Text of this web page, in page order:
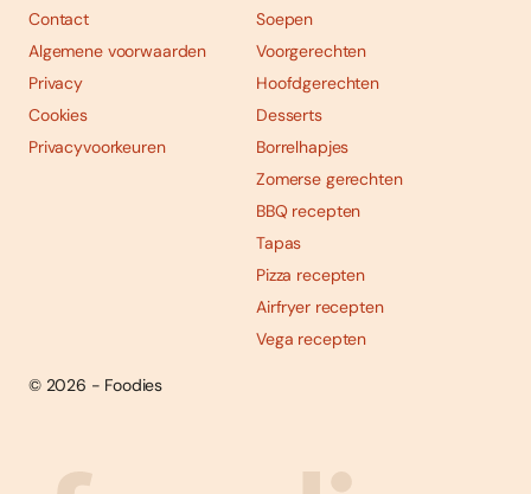
Contact
Algemene voorwaarden
Privacy
Cookies
Privacyvoorkeuren
Soepen
Voorgerechten
Hoofdgerechten
Desserts
Borrelhapjes
Zomerse gerechten
BBQ recepten
Tapas
Pizza recepten
Airfryer recepten
Vega recepten
© 2026 - Foodies